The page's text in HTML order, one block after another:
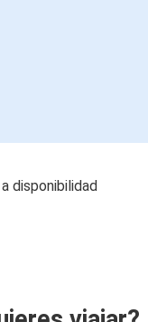
disponibilidad